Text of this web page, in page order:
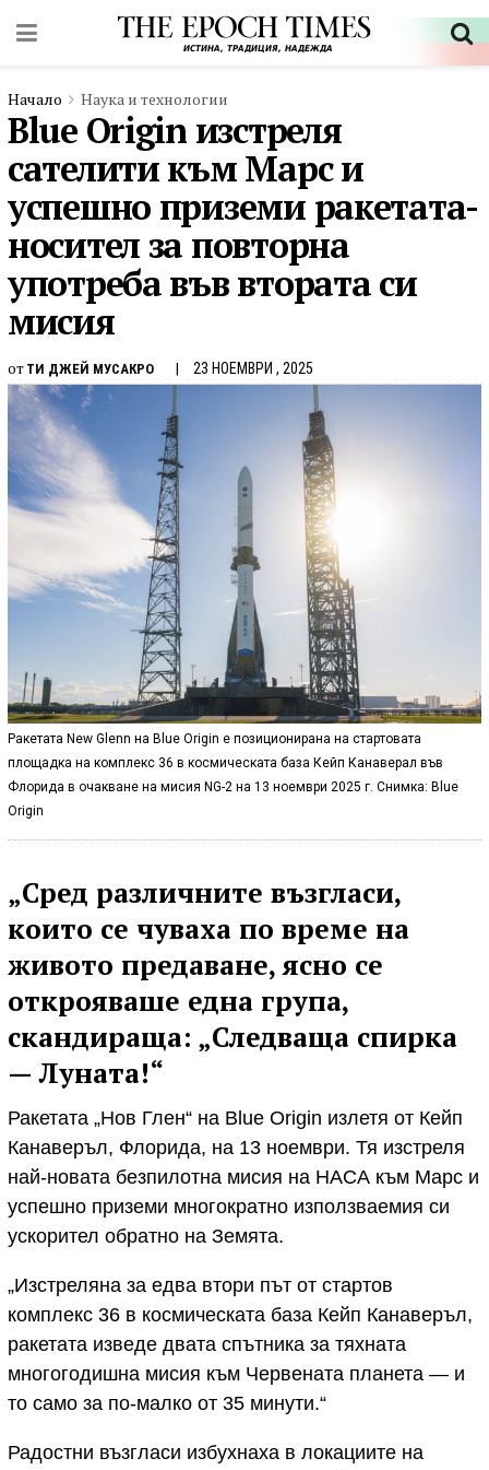
Начало Наука и технологии
Blue Origin изстреля
сателити към Марс и
успешно приземи ракетата-
носител за повторна
употреба във втората си
мисия
от ТИ ДЖЕЙ МУСАКРО 23 НОЕМВРИ , 2025
Ракетата New Glenn на Blue Origin е позиционирана на стартовата
площадка на комплекс 36 в космическата база Кейп Канаверал във
Флорида в очакване на мисия NG-2 на 13 ноември 2025 г. Снимка: Blue
Origin
„Сред различните възгласи,
които се чуваха по време на
живото предаване, ясно се
открояваше една група,
скандираща: „Следваща спирка
— Луната!“
Ракетата „Нов Глен“ на Blue Origin излетя от Кейп
Канаверъл, Флорида, на 13 ноември. Тя изстреля
най-новата безпилотна мисия на НАСА към Марс и
успешно приземи многократно използваемия си
ускорител обратно на Земята.
„Изстреляна за едва втори път от стартов
комплекс 36 в космическата база Кейп Канаверъл,
ракетата изведе двата спътника за тяхната
многогодишна мисия към Червената планета — и
то само за по-малко от 35 минути.“
Радостни възгласи избухнаха в локациите на